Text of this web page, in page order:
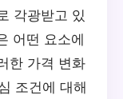
각광받고 있
어떤 요소에
한 가격 변화
조건에 대해